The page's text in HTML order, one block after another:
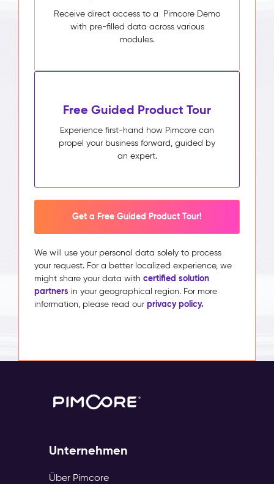
Receive direct access to a Pimcore Demo
with pre-filled data across various
modules.
Free Guided Product Tour
Experience first-hand how Pimcore can
propel your business forward, guided by
an expert.
Get a Free Guided Product Tour!
We will use your personal data solely to process
your request. For a better localized experience, we
might share your data with certified solution
partners in your geographical region. For more
information, please read our privacy policy.
Unternehmen
Über Pimcore